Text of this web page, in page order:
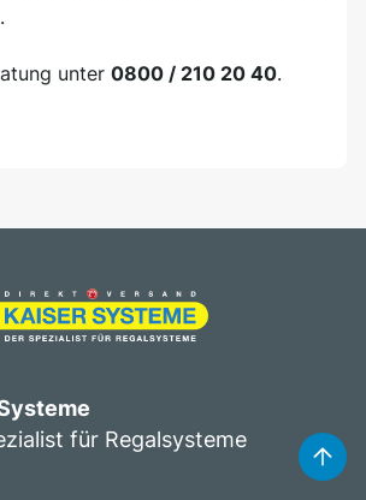
unter 0800 / 210 20 40.
für Regalsysteme